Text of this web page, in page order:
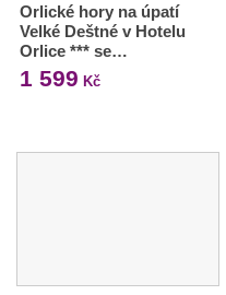
Orlické hory na úpatí
Velké Deštné v Hotelu
Orlice *** se…
1 599 Kč